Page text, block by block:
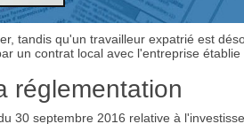
tandis qu'un travailleur expatrié est
un contrat local avec l'entreprise établie
réglementation
30 septembre 2016 relative à